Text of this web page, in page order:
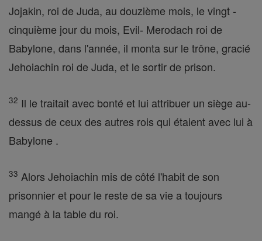
Jojakin, roi de Juda, au douzième mois, le vingt -
cinquième jour du mois, Evil- Merodach roi de
Babylone, dans l'année, il monta sur le trône, gracié
Jehoiachin roi de Juda, et le sortir de prison.
32 Il le traitait avec bonté et lui attribuer un siège au-
dessus de ceux des autres rois qui étaient avec lui à
Babylone .
33 Alors Jehoiachin mis de côté l'habit de son
prisonnier et pour le reste de sa vie a toujours
mangé à la table du roi.